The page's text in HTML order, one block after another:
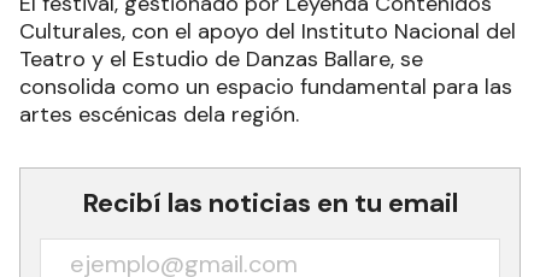
Culturales, con el apoyo del Instituto Nacional del
Teatro y el Estudio de Danzas Ballare, se
consolida como un espacio fundamental para las
artes escénicas dela región.
Recibí las noticias en tu email